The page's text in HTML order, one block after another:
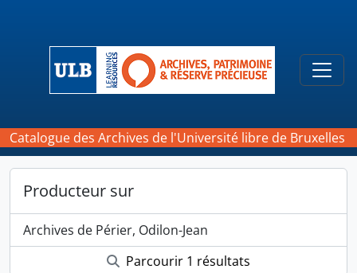
Catalogue des Archives de l'Université libre de Bruxelles
Producteur sur
Archives de Périer, Odilon-Jean
Parcourir 1 résultats